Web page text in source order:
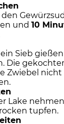
und 10
Sieb
Die
Zwiebel nicht
Lake
tupfen.